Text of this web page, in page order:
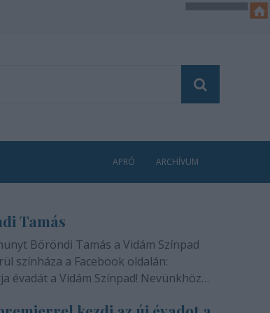
APRÓ ARCHÍVUM
Tamás
Böröndi Tamás a Vidám Színpad
színháza a Facebook oldalán:
évadát a Vidám Színpad! Nevünkhöz